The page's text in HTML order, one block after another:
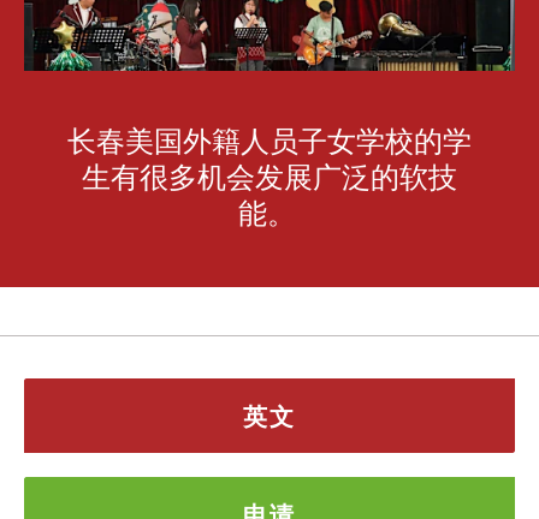
长春美国外籍人员子女学校的学
生有很多机会发展广泛的软技
能。
英文